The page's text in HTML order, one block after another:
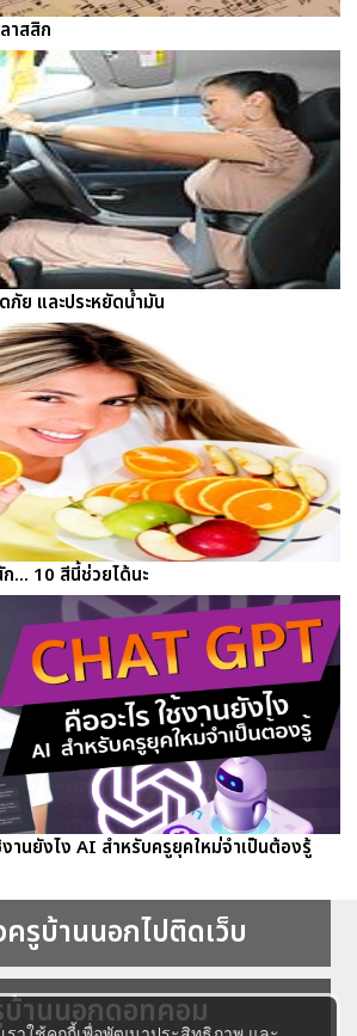
าสสิก
ย และประหยัดน้ำมัน
... 10 สีนี้ช่วยได้นะ
านยังไง AI สำหรับครูยุคใหม่จำเป็นต้องรู้
ครูบ้านนอกไปติดเว็บ
านนอกดอทคอม